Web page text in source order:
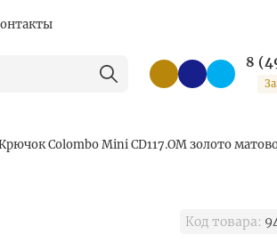
8
Colombo Mini CD117.OM золото
Код товара: